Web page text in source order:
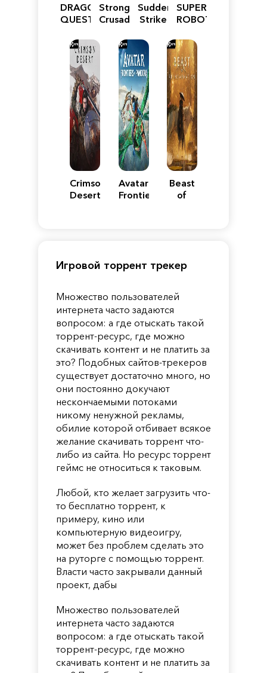
DRAGON
QUEST
Reimagined
Stronghold
Crusader:
Edition
Sudden
Strike
SUPER
ROBOT
Y
Crimson
Desert
Avatar:
Frontiers
Beast
of
Игровой торрент трекер
Множество пользователей
интернета часто задаются
вопросом: а где отыскать такой
торрент-ресурс, где можно
скачивать контент и не платить за
это? Подобных сайтов-трекеров
существует достаточно много, но
они постоянно докучают
нескончаемыми потоками
никому ненужной рекламы,
обилие которой отбивает всякое
желание скачивать торрент что-
либо из сайта. Но ресурс торрент
геймс не относиться к таковым.
Любой, кто желает загрузить что-
то бесплатно торрент, к
примеру, кино или
компьютерную видеоигру,
может без проблем сделать это
на руторге с помощью торрент.
Власти часто закрывали данный
проект, дабы
Множество пользователей
интернета часто задаются
вопросом: а где отыскать такой
торрент-ресурс, где можно
скачивать контент и не платить за